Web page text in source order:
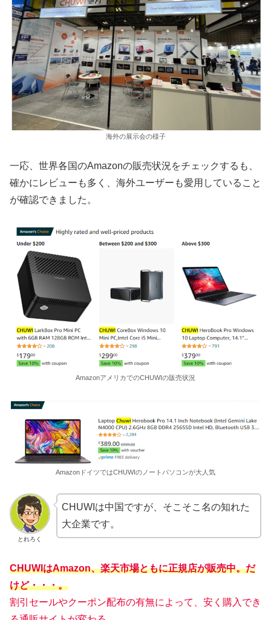
海外の展示会の様子
一応、世界各国のAmazonの販売状況をチェックするも、
確かにレビューも多く、海外ユーザーも愛用していること
が確認できました。
AmazonアメリカでのCHUWIの販売状況
AmazonドイツではCHUWIのノートパソコンが大人気
とれろく
CHUWIは中国ですが、そこそこ名の知れた
大企業です。
CHUWIはAmazon、楽天市場ともに正規店が販売中。だ
けど・・・。
割引セールやクーポン配布の有無によって、安く購入でき